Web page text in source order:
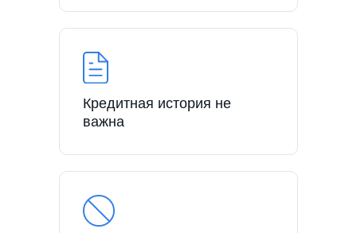
Кредитная история не
важна